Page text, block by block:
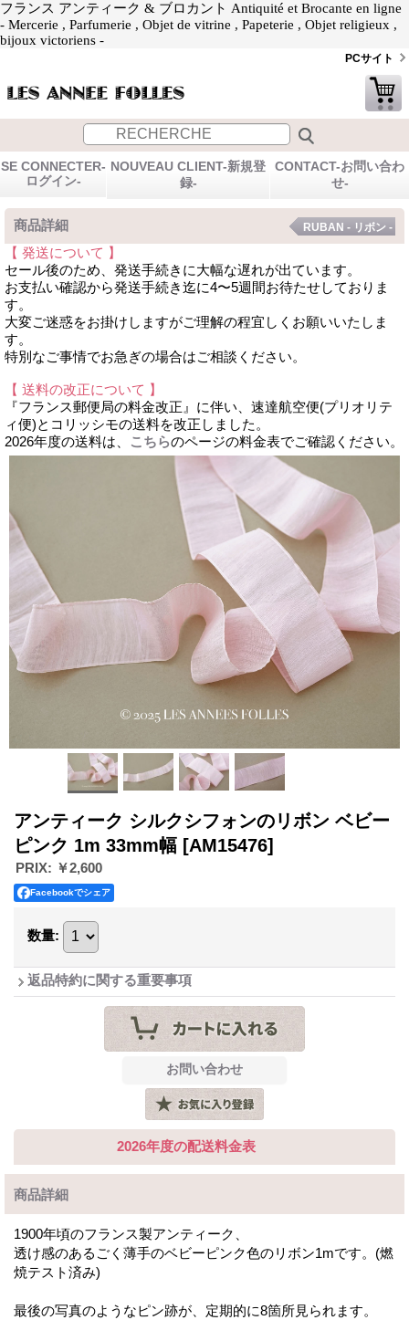
フランス アンティーク & ブロカント Antiquité et Brocante en ligne
- Mercerie , Parfumerie , Objet de vitrine , Papeterie , Objet religieux ,
bijoux victoriens -
PCサイト
SE CONNECTER-
ログイン-
NOUVEAU CLIENT-新規登
録-
CONTACT-お問い合わ
せ-
商品詳細 RUBAN - リボン -
【 発送について 】
セール後のため、発送手続きに大幅な遅れが出ています。
お支払い確認から発送手続き迄に4〜5週間お待たせしておりま
す。
大変ご迷惑をお掛けしますがご理解の程宜しくお願いいたしま
す。
特別なご事情でお急ぎの場合はご相談ください。
【 送料の改正について 】
『フランス郵便局の料金改正』に伴い、速達航空便(プリオリテ
ィ便)とコリッシモの送料を改正しました。
2026年度の送料は、
こちらのページの料金表でご確認ください。
アンティーク シルクシフォンのリボン ベビー
ピンク 1m 33mm幅 [AM15476]
PRIX: ￥2,600
Facebookでシェア
数量:
返品特約に関する重要事項
2026年度の配送料金表
商品詳細
1900年頃のフランス製アンティーク、
透け感のあるごく薄手のベビーピンク色のリボン1mです。(燃
焼テスト済み)
最後の写真のようなピン跡が、定期的に8箇所見られます。